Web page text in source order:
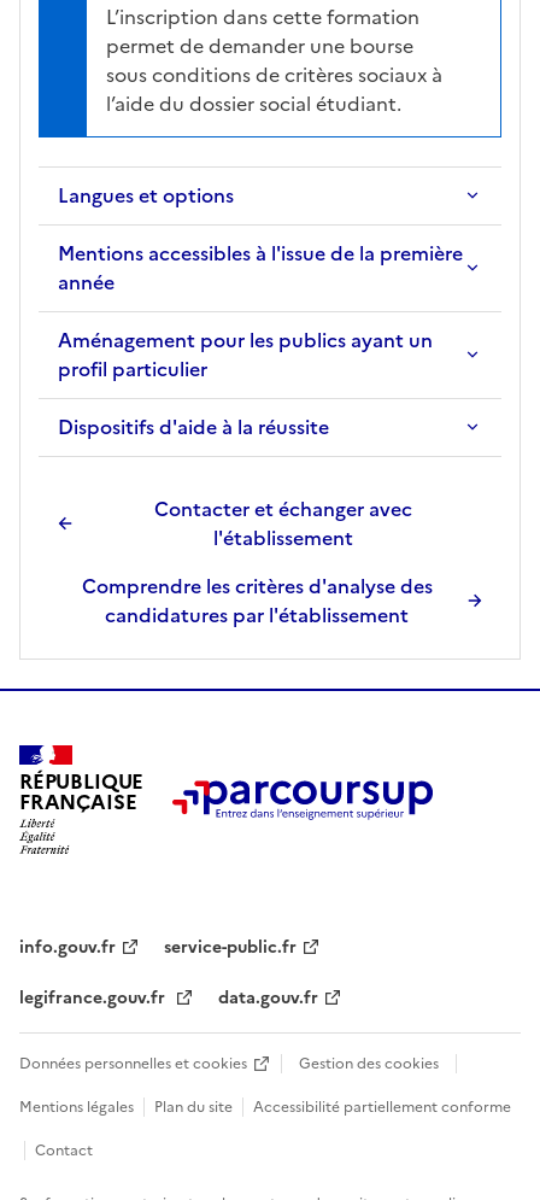
L’inscription dans cette formation
permet de demander une bourse
sous conditions de critères sociaux à
l’aide du dossier social étudiant.
Langues et options
Mentions accessibles à l'issue de la première
année
Aménagement pour les publics ayant un
profil particulier
Dispositifs d'aide à la réussite
Contacter et échanger avec
l'établissement
Comprendre les critères d'analyse des
candidatures par l'établissement
RÉPUBLIQUE
FRANÇAISE
info.gouv.fr
service-public.fr
legifrance.gouv.fr
data.gouv.fr
Données personnelles et cookies
Gestion des cookies
Mentions légales
Plan du site
Accessibilité partiellement conforme
Contact